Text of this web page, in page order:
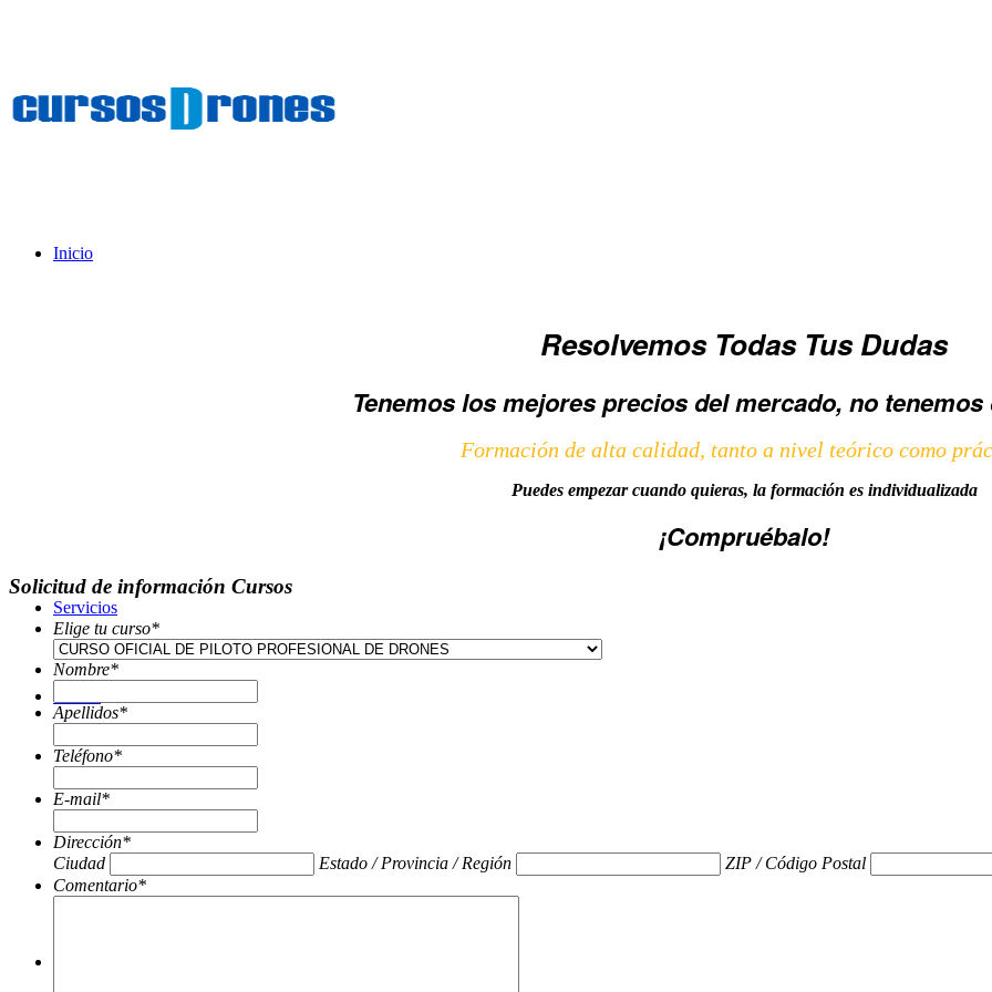
Inicio
Servicios
Resolvemos Todas Tus Dudas
Tenemos los mejores precios del mercado, no
Formación de alta calidad, tanto a nivel teórico como
Puedes empezar cuando quieras, la formación es individualizada
¡Compruébalo!
Solicitud de información Cursos
Elige tu curso*
Nombre*
Apellidos*
Teléfono*
E-mail*
Dirección*
Ciudad
Estado / Provincia / Región
ZIP / Código Postal
Comentario*